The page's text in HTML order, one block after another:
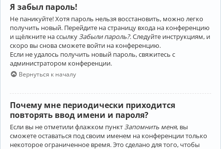
Я забыл пароль!
Не паникуйте! Хотя пароль нельзя восстановить, можно легко
получить новый. Перейдите на страницу входа на конференцию
и щёлкните на ссылку Забыли пароль?. Следуйте инструкциям, и
скоро вы снова сможете войти на конференцию.
Если не удалось получить новый пароль, свяжитесь с
администратором конференции.
Вернуться к началу
Почему мне периодически приходится
повторять ввод имени и пароля?
Если вы не отметили флажком пунктЗапомнить меня, вы
сможете оставаться под своим именем на конференции только
некоторое ограниченное время. Это сделано для того, чтобы